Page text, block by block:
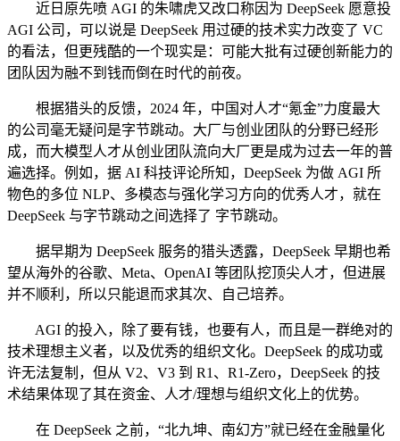
近日原先喷 AGI 的朱啸虎又改口称因为 DeepSeek 愿意投
AGI 公司，可以说是 DeepSeek 用过硬的技术实力改变了 VC
的看法，但更残酷的一个现实是：可能大批有过硬创新能力的
团队因为融不到钱而倒在时代的前夜。
根据猎头的反馈，2024 年，中国对人才“氪金”力度最大
的公司毫无疑问是字节跳动。大厂与创业团队的分野已经形
成，而大模型人才从创业团队流向大厂更是成为过去一年的普
遍选择。例如，据 AI 科技评论所知，DeepSeek 为做 AGI 所
物色的多位 NLP、多模态与强化学习方向的优秀人才，就在
DeepSeek 与字节跳动之间选择了 字节跳动。
据早期为 DeepSeek 服务的猎头透露，DeepSeek 早期也希
望从海外的谷歌、Meta、OpenAI 等团队挖顶尖人才，但进展
并不顺利，所以只能退而求其次、自己培养。
AGI 的投入，除了要有钱，也要有人，而且是一群绝对的
技术理想主义者，以及优秀的组织文化。DeepSeek 的成功或
许无法复制，但从 V2、V3 到 R1、R1-Zero，DeepSeek 的技
术结果体现了其在资金、人才/理想与组织文化上的优势。
在 DeepSeek 之前，“北九坤、南幻方”就已经在金融量化